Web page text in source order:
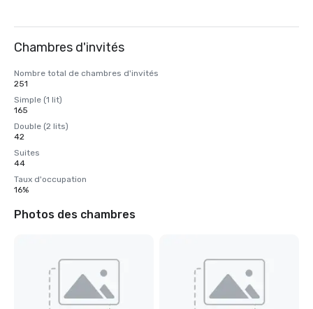
Chambres d'invités
Nombre total de chambres d'invités
251
Simple (1 lit)
165
Double (2 lits)
42
Suites
44
Taux d'occupation
16%
Photos des chambres